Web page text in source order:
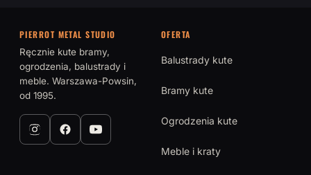
PIERROT METAL STUDIO
Ręcznie kute bramy,
ogrodzenia, balustrady i
meble. Warszawa-Powsin,
od 1995.
OFERTA
Balustrady kute
Bramy kute
Ogrodzenia kute
Meble i kraty